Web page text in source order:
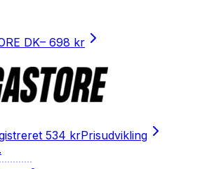
DK– 698 kr
534 krPrisudvikling